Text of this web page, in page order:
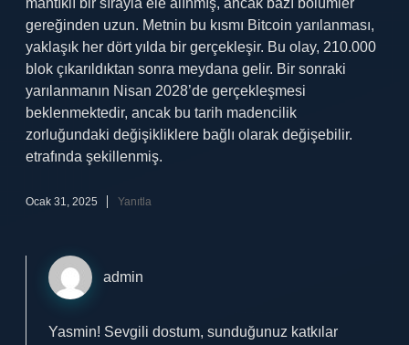
mantıklı bir sırayla ele alınmış, ancak bazı bölümler
gereğinden uzun. Metnin bu kısmı Bitcoin yarılanması,
yaklaşık her dört yılda bir gerçekleşir. Bu olay, 210.000
blok çıkarıldıktan sonra meydana gelir. Bir sonraki
yarılanmanın Nisan 2028’de gerçekleşmesi
beklenmektedir, ancak bu tarih madencilik
zorluğundaki değişikliklere bağlı olarak değişebilir.
etrafında şekillenmiş.
Ocak 31, 2025 Yanıtla
admin
Yasmin! Sevgili dostum, sunduğunuz katkılar